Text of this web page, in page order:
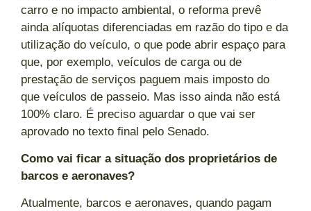
carro e no impacto ambiental, o reforma prevê
ainda alíquotas diferenciadas em razão do tipo e da
utilização do veículo, o que pode abrir espaço para
que, por exemplo, veículos de carga ou de
prestação de serviços paguem mais imposto do
que veículos de passeio. Mas isso ainda não está
100% claro. É preciso aguardar o que vai ser
aprovado no texto final pelo Senado.
Como vai ficar a situação dos proprietários de
barcos e aeronaves?
Atualmente, barcos e aeronaves, quando pagam